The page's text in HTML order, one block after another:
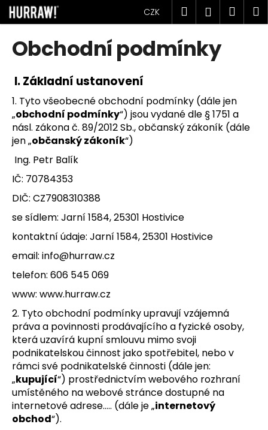
Přejít
na
obsah
CZK Hledat
Obchodní podmínky
I.Základní ustanovení
1. Tyto všeobecné obchodní podmínky (dále jen
„obchodní podmínky“) jsou vydané dle § 1751 a
násl. zákona č. 89/2012 Sb., občanský zákoník (dále
jen „občanský zákoník“)
Ing. Petr Balík
IČ: 70784353
DIČ: CZ7908310388
se sídlem: Jarní 1584, 25301 Hostivice
kontaktní údaje: Jarní 1584, 25301 Hostivice
email: info@hurraw.cz
telefon: 606 545 069
www: www.hurraw.cz
2. Tyto obchodní podmínky upravují vzájemná
práva a povinnosti prodávajícího a fyzické osoby,
která uzavírá kupní smlouvu mimo svoji
podnikatelskou činnost jako spotřebitel, nebo v
rámci své podnikatelské činnosti (dále jen:
„kupující“) prostřednictvím webového rozhraní
umístěného na webové stránce dostupné na
internetové adrese….. (dále je „internetový
obchod“).
o
o
p
o
t
ř
e
b
u
j
e
t
e
n
a
j
í
t
?
HLEDAT